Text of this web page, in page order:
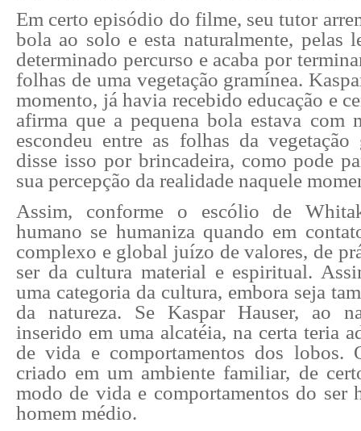
Em certo episódio do filme, seu tutor
bola ao solo e esta naturalmente, pelas
determinado percurso e acaba por
folhas de uma vegetação gramínea.
momento, já havia recebido educação e
afirma que a pequena bola estava com
escondeu entre as folhas da
disse isso por brincadeira, como pode
sua percepção da realidade naquele
Assim, conforme o escólio de
humano se humaniza quando em
complexo e global juízo de valores, de
ser da cultura material e espiritual.
uma categoria da cultura, embora seja
da natureza. Se Kaspar Hauser, ao
inserido em uma alcatéia, na certa teria
de vida e comportamentos dos lobos.
criado em um ambiente familiar, de
modo de vida e comportamentos do ser
homem médio.